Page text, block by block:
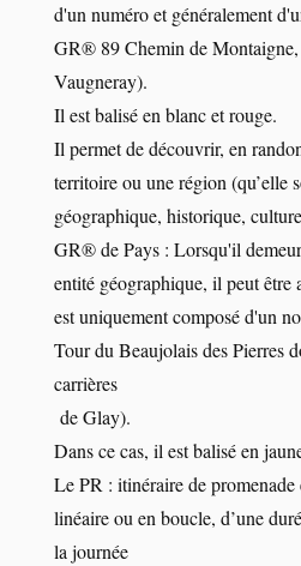
d'un numéro et généralement
GR® 89 Chemin de Montaigne,
Vaugneray).
Il est balisé en blanc et rouge.
Il permet de découvrir, en
territoire ou une région (qu’elle
géographique, historique,
GR® de Pays : Lorsqu'il
entité géographique, il peut
est uniquement composé d'un
Tour du Beaujolais des Pierres
carrières
de Glay).
Dans ce cas, il est balisé en
Le PR : itinéraire de promenade
linéaire ou en boucle, d’une
la journée